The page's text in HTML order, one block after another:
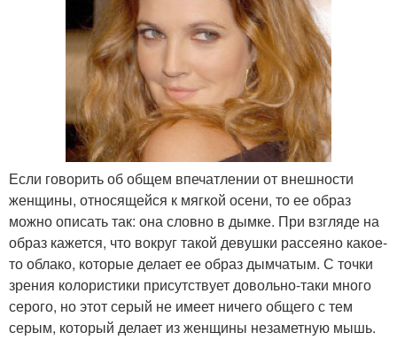
Если говорить об общем впечатлении от внешности
женщины, относящейся к мягкой осени, то ее образ
можно описать так: она словно в дымке. При взгляде на
образ кажется, что вокруг такой девушки рассеяно какое-
то облако, которые делает ее образ дымчатым. С точки
зрения колористики присутствует довольно-таки много
серого, но этот серый не имеет ничего общего с тем
серым, который делает из женщины незаметную мышь.